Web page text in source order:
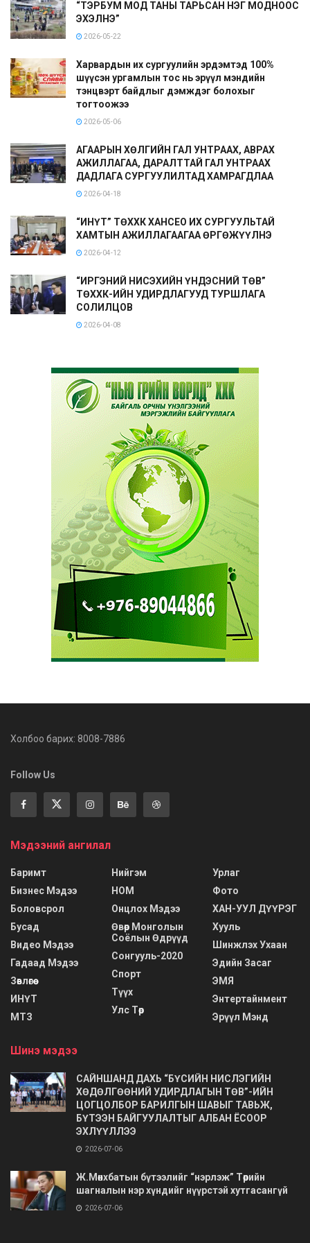
“ТЭРБУМ МОД ТАНЫ ТАРЬСАН НЭГ МОДНООС
ЭХЭЛНЭ”
2026-05-22
Харвардын их сургуулийн эрдэмтэд 100%
шүүсэн ургамлын тос нь эрүүл мэндийн
тэнцвэрт байдлыг дэмждэг болохыг
тогтоожээ
2026-05-06
АГААРЫН ХӨЛГИЙН ГАЛ УНТРААХ, АВРАХ
АЖИЛЛАГАА, ДАРАЛТТАЙ ГАЛ УНТРААХ
ДАДЛАГА СУРГУУЛИЛТАД ХАМРАГДЛАА
2026-04-18
“ИНҮТ” ТӨХХК ХАНСЕО ИХ СУРГУУЛЬТАЙ
ХАМТЫН АЖИЛЛАГААГАА ӨРГӨЖҮҮЛНЭ
2026-04-12
“ИРГЭНИЙ НИСЭХИЙН ҮНДЭСНИЙ ТӨВ”
ТӨХХК-ИЙН УДИРДЛАГУУД ТУРШЛАГА
СОЛИЛЦОВ
2026-04-08
Холбоо барих: 8008-7886
Follow Us
Мэдээний ангилал
Баримт
Бизнес Мэдээ
Боловсрол
Бусад
Видео Мэдээ
Гадаад Мэдээ
Зөвлөгөө
ИНҮТ
МТЗ
Нийгэм
НОМ
Онцлох Мэдээ
Өвөр Монголын
Соёлын Өдрүүд
Сонгууль-2020
Спорт
Түүх
Улс Төр
Урлаг
Фото
ХАН-УУЛ ДҮҮРЭГ
Хууль
Шинжлэх Ухаан
Эдийн Засаг
ЭМЯ
Энтертайнмент
Эрүүл Мэнд
Шинэ мэдээ
САЙНШАНД ДАХЬ “БҮСИЙН НИСЛЭГИЙН
ХӨДӨЛГӨӨНИЙ УДИРДЛАГЫН ТӨВ”-ИЙН
ЦОГЦОЛБОР БАРИЛГЫН ШАВЫГ ТАВЬЖ,
БҮТЭЭН БАЙГУУЛАЛТЫГ АЛБАН ЁСООР
ЭХЛҮҮЛЛЭЭ
2026-07-06
Ж.Мөнхбатын бүтээлийг “нэрлэж” Төрийн
шагналын нэр хүндийг нүүрстэй хутгасангүй
2026-07-06